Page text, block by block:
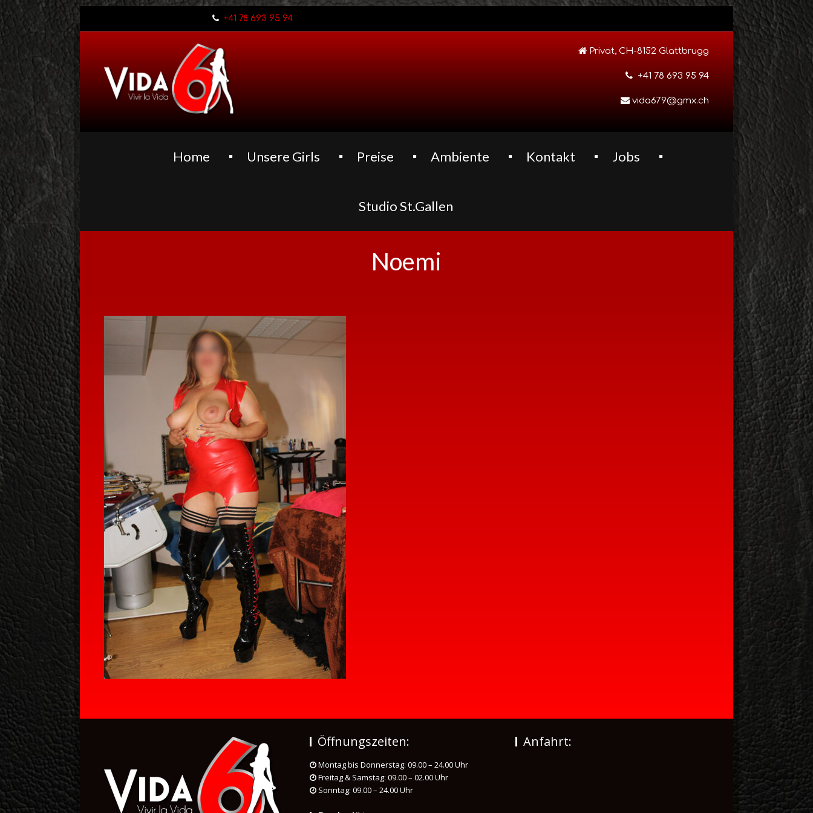
+41 78 693 95 94
Privat, CH-8152 Glattbrugg
+41 78 693 95 94
vida679@gmx.ch
Home Unsere Girls Preise Ambiente Kontakt Jobs
Studio St.Gallen
Noemi
Öffnungszeiten:
Montag bis Donnerstag: 09.00 – 24.00 Uhr
Freitag & Samstag: 09.00 – 02.00 Uhr
Sonntag: 09.00 – 24.00 Uhr
Anfahrt: